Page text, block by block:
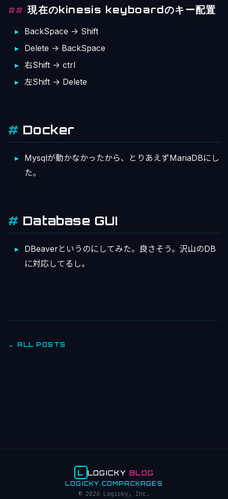
現在のkinesis keyboardのキー配置
BackSpace -> Shift
Delete -> BackSpace
右Shift -> ctrl
左Shift -> Delete
Docker
Mysqlが動かなかったから、とりあえずMariaDBにし
た。
Database GUI
DBeaverというのにしてみた。良さそう。沢山のDB
に対応してるし。
← ALL POSTS
L LOGICKYBLOG
LOGICKY.COM PACKAGES
© 2026 Logicky, Inc.